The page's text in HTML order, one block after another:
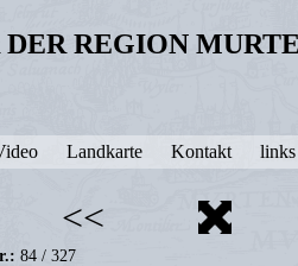
REGION
Landkarte Kontakt links
<<
84 / 327